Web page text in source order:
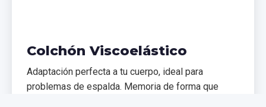
Colchón Viscoelástico
Adaptación perfecta a tu cuerpo, ideal para
problemas de espalda. Memoria de forma que